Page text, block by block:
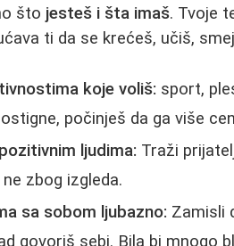
što jesteš i šta imaš. Tvoje
ti da se krećeš, učiš,
koje voliš: sport,
počinješ da ga više
ljudima: Traži
zbog izgleda.
sa sobom ljubazno: Zamisli
govoriš sebi. Bila bi mnogo